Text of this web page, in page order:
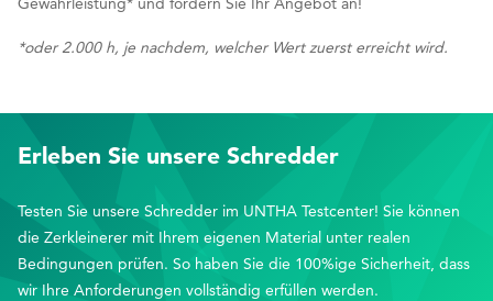
*oder 2.000 h, je nachdem, welcher Wert zuerst erreicht wird.
Erleben Sie unsere Schredder
Testen Sie unsere Schredder im UNTHA Testcenter! Sie können
die Zerkleinerer mit Ihrem eigenen Material unter realen
Bedingungen prüfen. So haben Sie die 100%ige Sicherheit, dass
wir Ihre Anforderungen vollständig erfüllen werden.